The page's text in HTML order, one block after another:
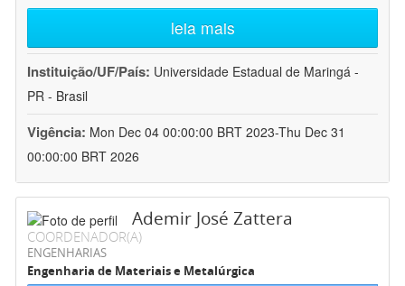
leia mais
Instituição/UF/País: Universidade Estadual de Maringá -
PR - Brasil
Vigência: Mon Dec 04 00:00:00 BRT 2023-Thu Dec 31
00:00:00 BRT 2026
Ademir José Zattera
COORDENADOR(A)
ENGENHARIAS
Engenharia de Materiais e Metalúrgica